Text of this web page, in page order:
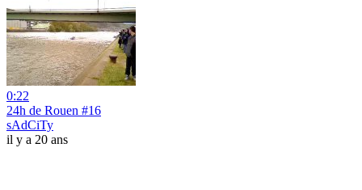
0:22
24h de Rouen #16
sAdCiTy
il y a 20 ans